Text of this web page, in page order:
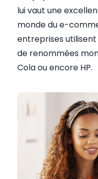
lui vaut une
monde du e-
entreprises utilisent
de renommées
Cola ou encore HP.